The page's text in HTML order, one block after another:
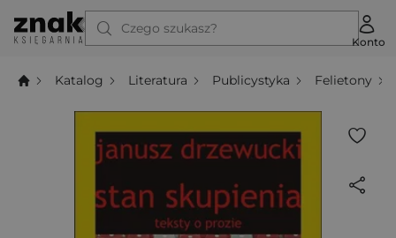
Czego szukasz?
Konto
Katalog Literatura Publicystyka Felietony